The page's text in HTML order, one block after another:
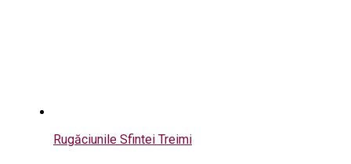
Rugăciunile Sfintei Treimi